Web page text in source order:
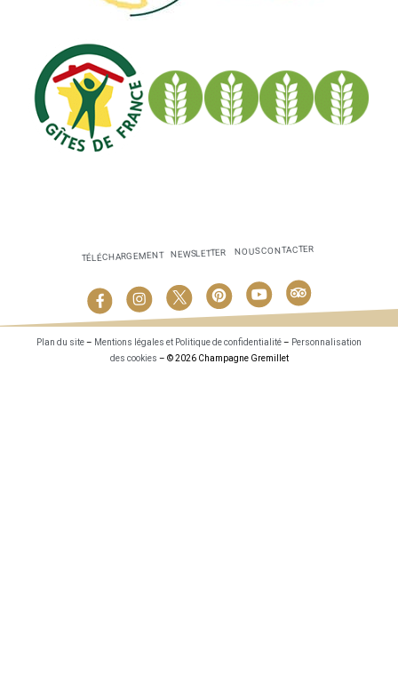
TÉLÉCHARGEMENT NEWSLETTER NOUS CONTACTER
Plan du site– Mentions légales et Politique de confidentialité– Personnalisation
des cookies – © 2026 Champagne Gremillet